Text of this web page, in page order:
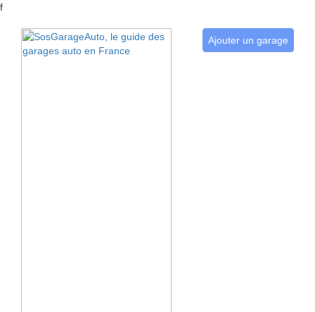
f
Ajouter un garage